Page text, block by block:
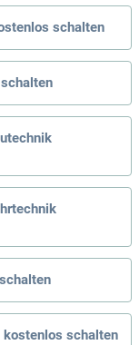
schalten
schalten